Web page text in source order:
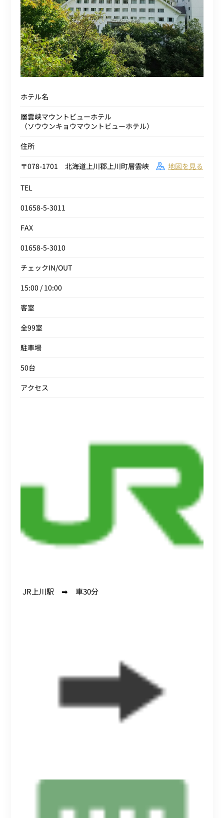
ホテル名
層雲峡マウントビューホテル
（ソウウンキョウマウントビューホテル）
住所
〒078-1701 北海道上川郡上川町層雲峡
地図を見る
TEL
01658-5-3011
FAX
01658-5-3010
チェックIN/OUT
15:00 / 10:00
客室
全99室
駐車場
50台
アクセス
JR上川駅 ➡ 車30分